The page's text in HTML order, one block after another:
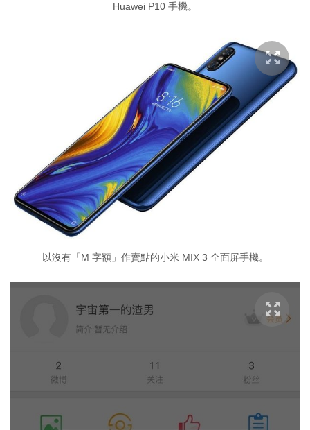
Huawei P10 手機。
以沒有「M 字額」作賣點的小米 MIX 3 全面屏手機。